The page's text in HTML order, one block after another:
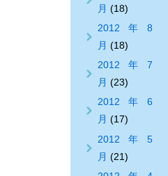
月 (18)
2012年8
月 (18)
2012年7
月 (23)
2012年6
月 (17)
2012年5
月 (21)